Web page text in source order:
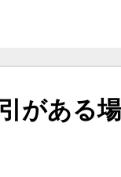
がある